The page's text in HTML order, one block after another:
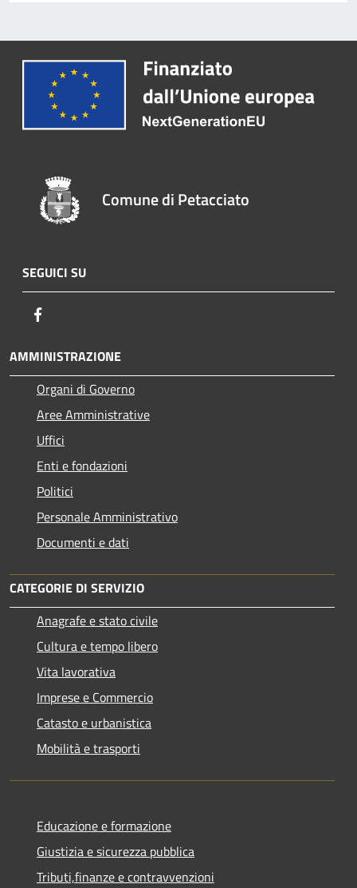
Comune di Petacciato
SEGUICI SU
AMMINISTRAZIONE
Organi di Governo
Aree Amministrative
Uffici
Enti e fondazioni
Politici
Personale Amministrativo
Documenti e dati
CATEGORIE DI SERVIZIO
Anagrafe e stato civile
Cultura e tempo libero
Vita lavorativa
Imprese e Commercio
Catasto e urbanistica
Mobilità e trasporti
Educazione e formazione
Giustizia e sicurezza pubblica
Tributi,finanze e contravvenzioni